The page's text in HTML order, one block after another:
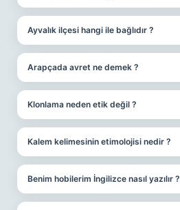
Ayvalık ilçesi hangi ile bağlıdır ?
Arapçada avret ne demek ?
Klonlama neden etik değil ?
Kalem kelimesinin etimolojisi nedir ?
Benim hobilerim İngilizce nasıl yazılır ?